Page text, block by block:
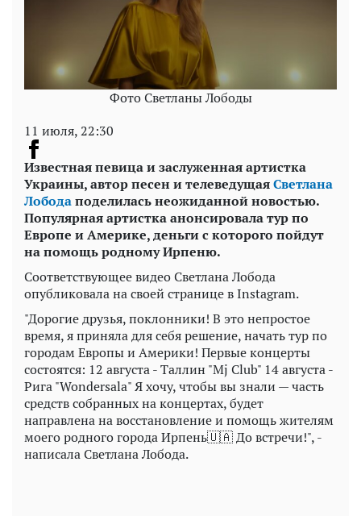
Фото Светланы Лободы
11 июля, 22:30
Известная певица и заслуженная артистка
Украины, автор песен и телеведущаяСветлана
Лободаподелилась неожиданной новостью.
Популярная артистка анонсировала тур по
Европе и Америке, деньги с которого пойдут
на помощь родному Ирпеню.
Соответствующее видео Светлана Лобода
опубликовала на своей странице в Instagram.
"Дорогие друзья, поклонники! В это непростое
время, я приняла для себя решение, начать тур по
городам Европы и Америки! Первые концерты
состоятся: 12 августа - Таллин "Mj Club" 14 августа -
Рига "Wondersala" Я хочу, чтобы вы знали — часть
средств собранных на концертах, будет
направлена на восстановление и помощь жителям
моего родного города Ирпень🇺🇦 До встречи!", -
написала Светлана Лобода.